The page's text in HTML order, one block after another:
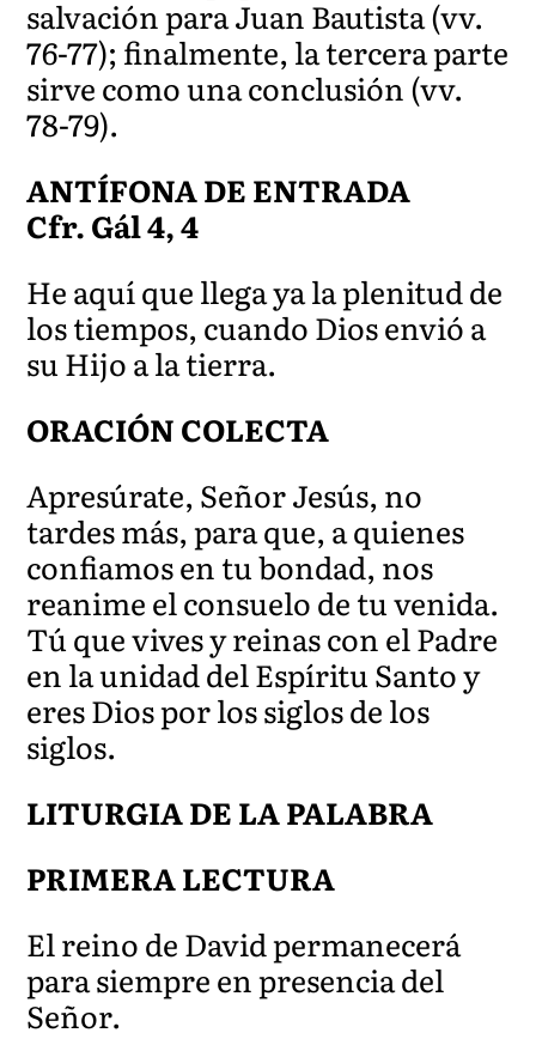
salvación para Juan Bautista (vv.
76-77); finalmente, la tercera parte
sirve como una conclusión (vv.
78-79).
ANTÍFONA DE ENTRADA
Cfr. Gál 4, 4
He aquí que llega ya la plenitud de
los tiempos, cuando Dios envió a
su Hijo a la tierra.
ORACIÓN COLECTA
Apresúrate, Señor Jesús, no
tardes más, para que, a quienes
confiamos en tu bondad, nos
reanime el consuelo de tu venida.
Tú que vives y reinas con el Padre
en la unidad del Espíritu Santo y
eres Dios por los siglos de los
siglos.
LITURGIA DE LA PALABRA
PRIMERA LECTURA
El reino de David permanecerá
para siempre en presencia del
Señor.